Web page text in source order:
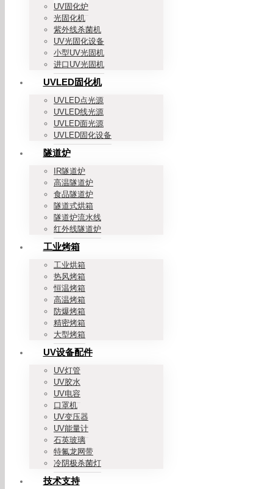
UV固化炉
光固化机
紫外线杀菌机
UV光固化设备
小型UV光固机
进口UV光固机
UVLED固化机
UVLED点光源
UVLED线光源
UVLED面光源
UVLED固化设备
隧道炉
IR隧道炉
高温隧道炉
食品隧道炉
隧道式烘箱
隧道炉流水线
红外线隧道炉
工业烤箱
工业烘箱
热风烤箱
恒温烤箱
高温烤箱
防爆烤箱
精密烤箱
大型烤箱
UV设备配件
UV灯管
UV胶水
UV电容
口罩机
UV变压器
UV能量计
石英玻璃
特氟龙网带
冷阴极杀菌灯
技术支持